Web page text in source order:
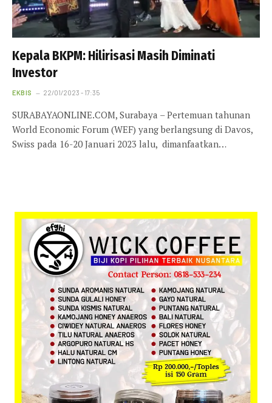
Kepala BKPM: Hilirisasi Masih Diminati
Investor
EKBIS 22/01/2023 - 17:35
SURABAYAONLINE.COM, Surabaya – Pertemuan tahunan
World Economic Forum (WEF) yang berlangsung di Davos,
Swiss pada 16-20 Januari 2023 lalu, dimanfaatkan…